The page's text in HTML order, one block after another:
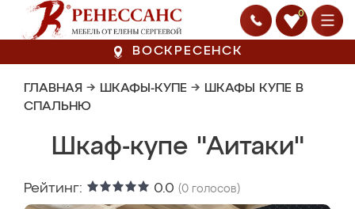
0
ВОСКРЕСЕНСК
ГЛАВНАЯ → ШКАФЫ-КУПЕ → ШКАФЫ КУПЕ В
СПАЛЬНЮ
Шкаф-купе "Аитаки"
Рейтинг: 0.0 (0 голосов)